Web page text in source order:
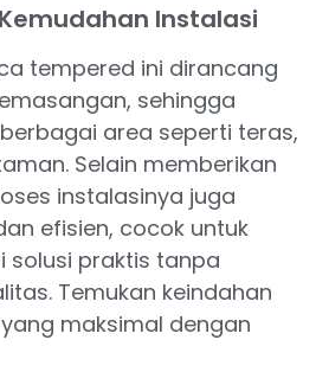
Instalasi
tempered ini dirancang
sehingga
area seperti teras,
Selain memberikan
instalasinya juga
efisien, cocok untuk
solusi praktis tanpa
Temukan keindahan
maksimal dengan